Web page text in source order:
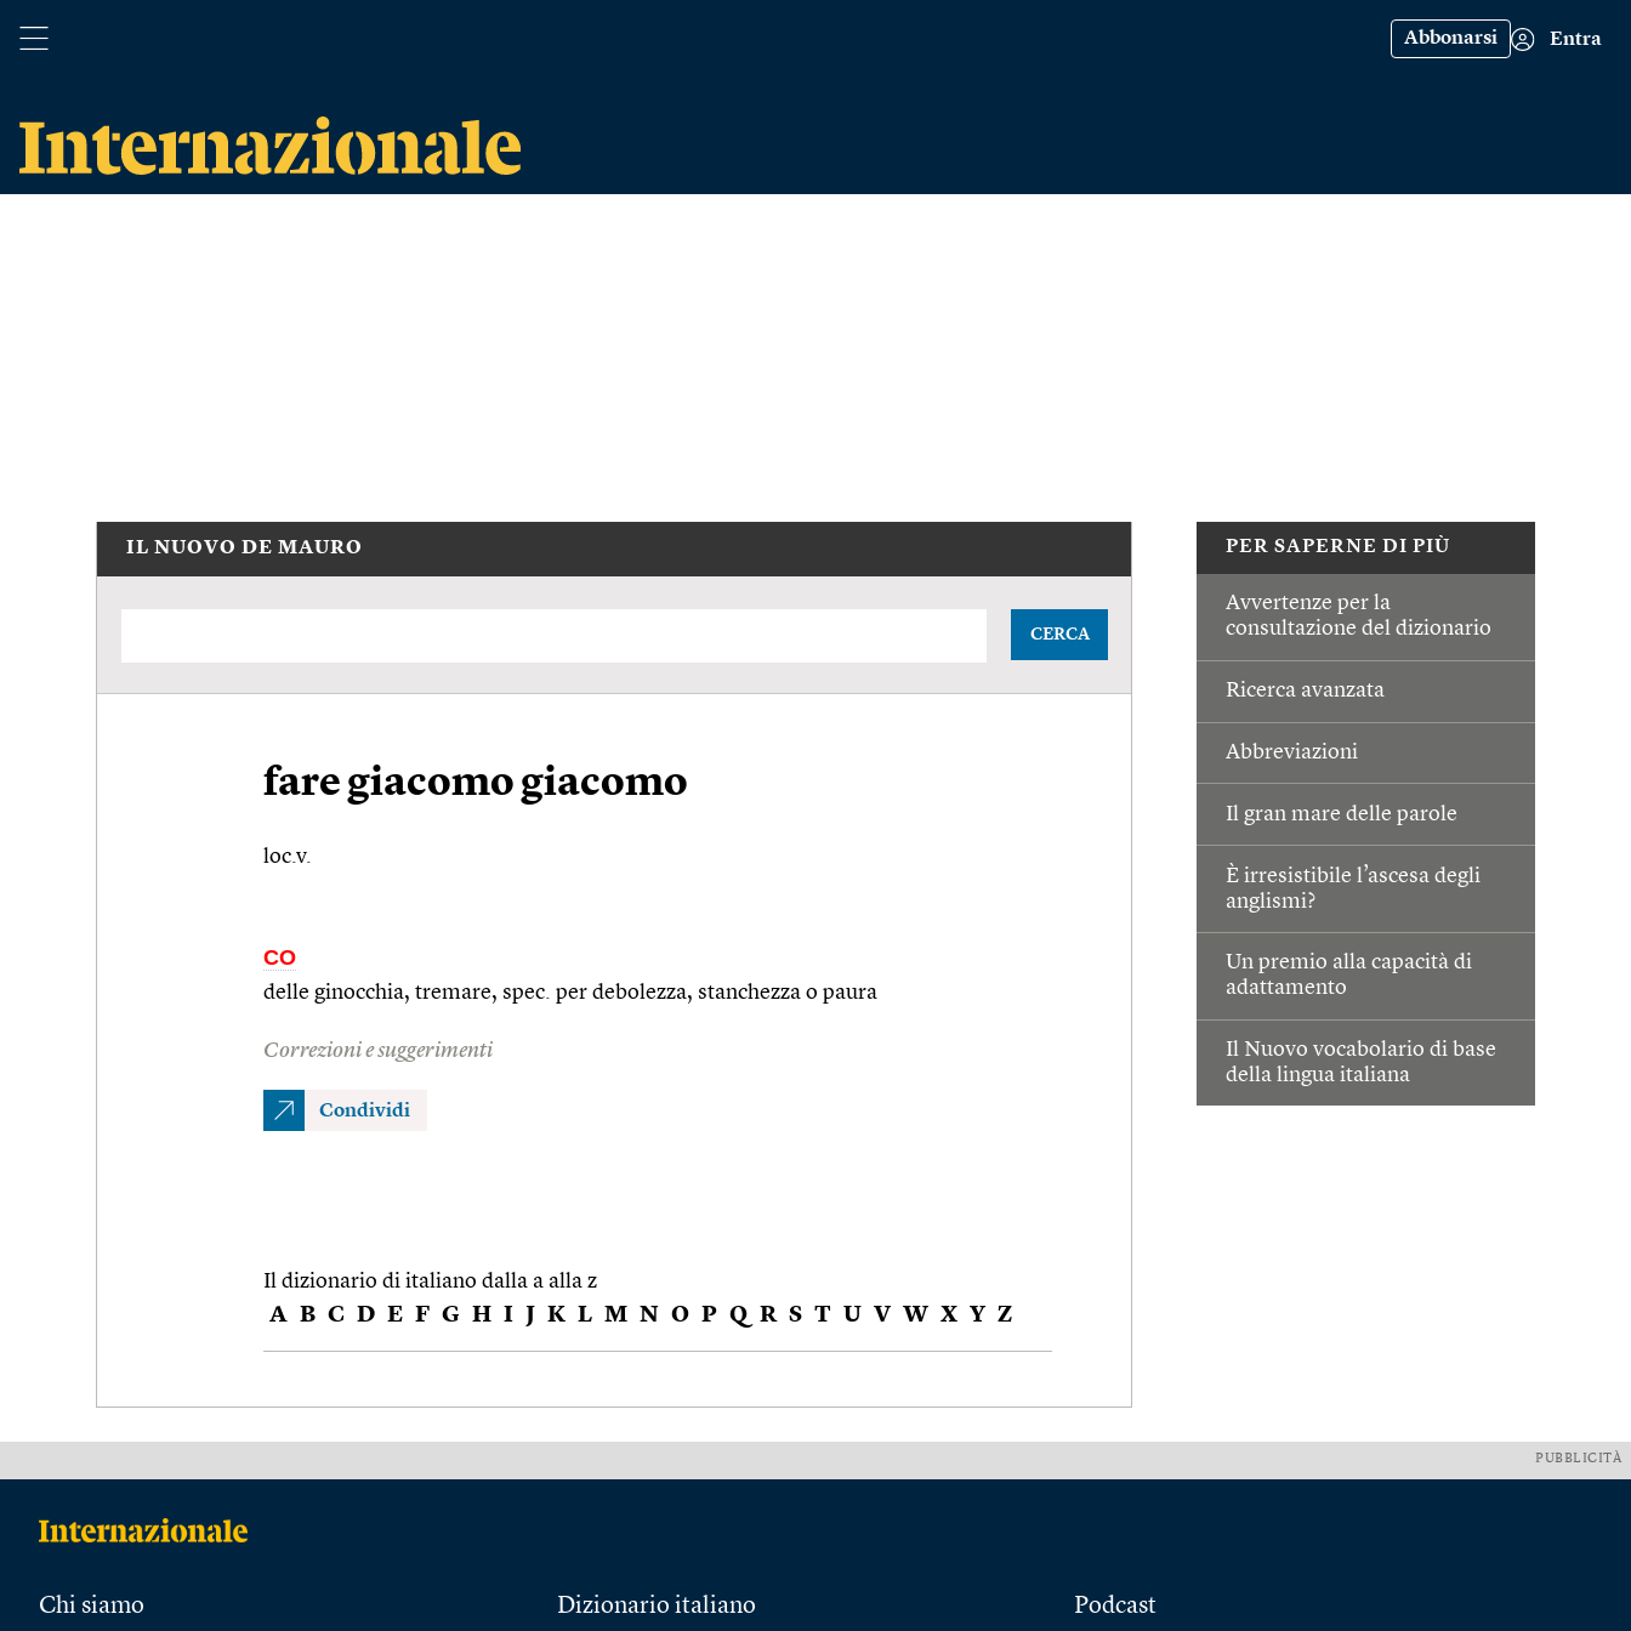
Abbonarsi Entra
PER SAPERNE DI PIÙ
Avvertenze per la
consultazione del dizionario
Ricerca avanzata
Abbreviazioni
Il gran mare delle parole
È irresistibile l’ascesa degli
anglismi?
Un premio alla capacità di
adattamento
Il Nuovo vocabolario di base
della lingua italiana
IL NUOVO DE MAURO
CERCA
fare giacomo giacomo
loc.v.
CO
delle ginocchia, tremare, spec. per debolezza, stanchezza o paura
Correzioni e suggerimenti
Condividi
Il dizionario di italiano dalla a alla z
A B C D E F G H I J K L M N O P Q R S T U V W X Y Z
PUBBLICITÀ
Chi siamo Dizionario italiano Podcast